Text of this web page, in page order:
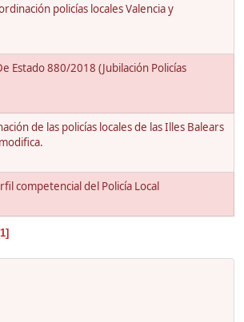
policías locales Valencia y
Estado 880/2018 (Jubilación Policías
de las policías locales de las Illes Balears
competencial del Policía Local
1